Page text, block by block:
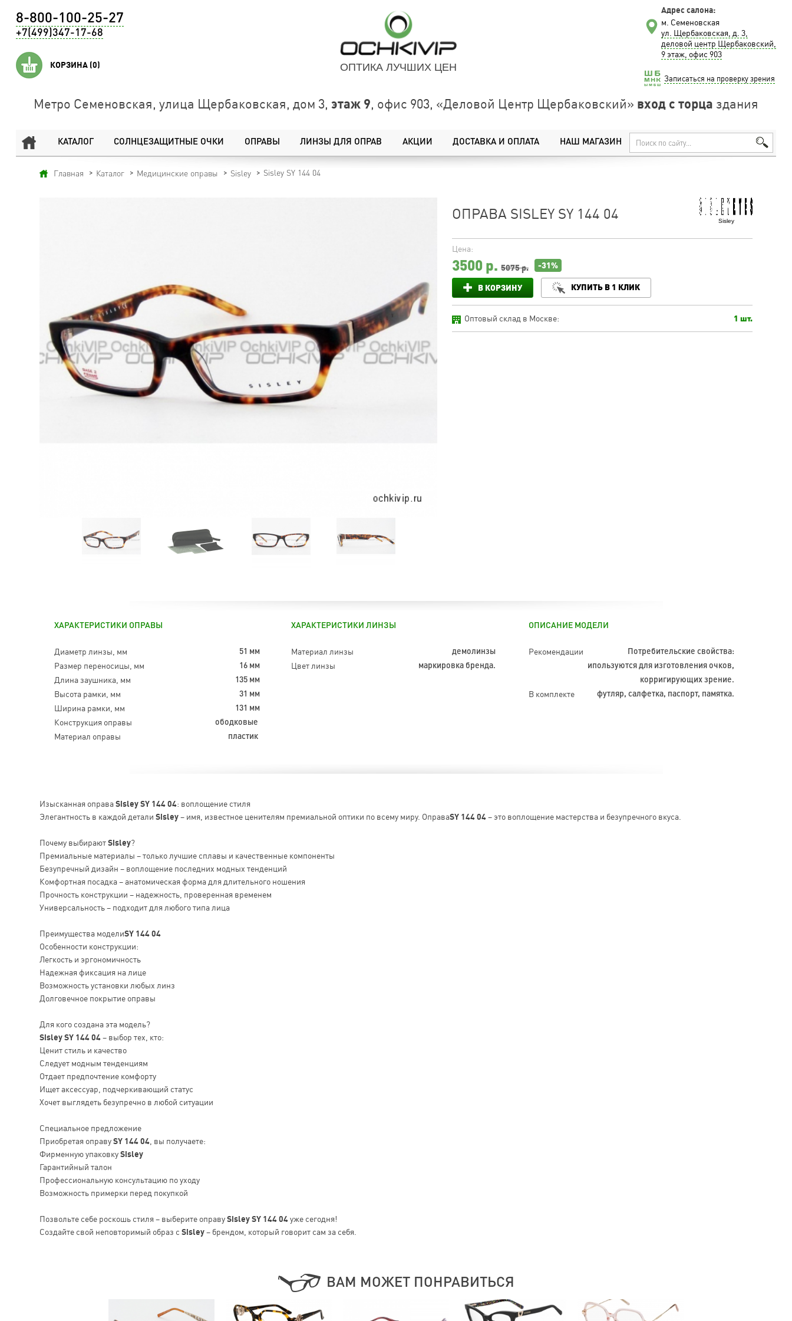
8-800-100-25-27
+7(499)347-17-68
КОРЗИНА (0) ОПТИКА ЛУЧШИХ ЦЕН
Адрес салона:
м. Семеновская
ул. Щербаковская, д. 3,
деловой центр Щербаковский,
9 этаж, офис 903
Записаться на проверку зрения
Метро Семеновская, улица Щербаковская, дом 3, этаж 9, офис 903, «Деловой Центр Щербаковский» вход с торца здания
КАТАЛОГ СОЛНЦЕЗАЩИТНЫЕ ОЧКИ ОПРАВЫ ЛИНЗЫ ДЛЯ ОПРАВ АКЦИИ ДОСТАВКА И ОПЛАТА НАШ МАГАЗИН
Главная Каталог Медицинские оправы Sisley Sisley SY 144 04
Sisley
ОПРАВА SISLEY SY 144 04
Цена:
3500 р. 5075 р. -31%
В КОРЗИНУ КУПИТЬ В 1 КЛИК
Оптовый склад в Москве: 1 шт.
ХАРАКТЕРИСТИКИ ОПРАВЫ
Диаметр линзы, мм 51 мм
Размер переносицы, мм 16 мм
Длина заушника, мм 135 мм
Высота рамки, мм 31 мм
Ширина рамки, мм 131 мм
Конструкция оправы ободковые
Материал оправы пластик
ХАРАКТЕРИСТИКИ ЛИНЗЫ
Материал линзы демолинзы
Цвет линзы маркировка бренда.
ОПИСАНИЕ МОДЕЛИ
Рекомендации
Потребительские свойства:
ипользуются для изготовления очков,
корригирующих зрение.
В комплекте футляр, салфетка, паспорт, памятка.
Изысканная оправаSisley SY 144 04: воплощение стиля
Элегантность в каждой детали Sisley– имя, известное ценителям премиальной оптики по всему миру. ОправаSY 144 04– это воплощение мастерства и безупречного вкуса.
Почему выбираютSisley?
Премиальные материалы – только лучшие сплавы и качественные компоненты
Безупречный дизайн – воплощение последних модных тенденций
Комфортная посадка – анатомическая форма для длительного ношения
Прочность конструкции – надежность, проверенная временем
Универсальность – подходит для любого типа лица
Преимущества моделиSY 144 04
Особенности конструкции:
Легкость и эргономичность
Надежная фиксация на лице
Возможность установки любых линз
Долговечное покрытие оправы
Для кого создана эта модель?
Sisley SY 144 04– выбор тех, кто:
Ценит стиль и качество
Следует модным тенденциям
Отдает предпочтение комфорту
Ищет аксессуар, подчеркивающий статус
Хочет выглядеть безупречно в любой ситуации
Специальное предложение
Приобретая оправуSY 144 04 , вы получаете:
Фирменную упаковкуSisley
Гарантийный талон
Профессиональную консультацию по уходу
Возможность примерки перед покупкой
Позвольте себе роскошь стиля – выберите оправуSisley SY 144 04уже сегодня!
Создайте свой неповторимый образ с Sisley– брендом, который говорит сам за себя.
ВАМ МОЖЕТ ПОНРАВИТЬСЯ